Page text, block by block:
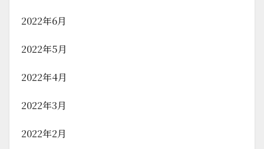
2022年6月
2022年5月
2022年4月
2022年3月
2022年2月